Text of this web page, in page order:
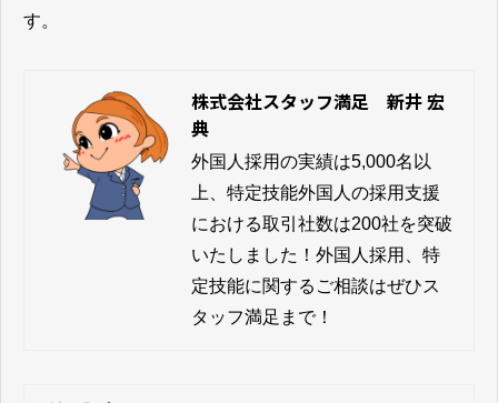
す。
株式会社スタッフ満足 新井 宏
典
外国人採用の実績は5,000名以
上、特定技能外国人の採用支援
における取引社数は200社を突破
いたしました！外国人採用、特
定技能に関するご相談はぜひス
タッフ満足まで！